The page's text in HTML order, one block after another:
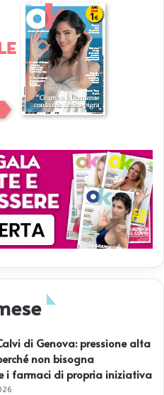
di Genova: pressione alta
non bisogna
i farmaci di propria iniziativa